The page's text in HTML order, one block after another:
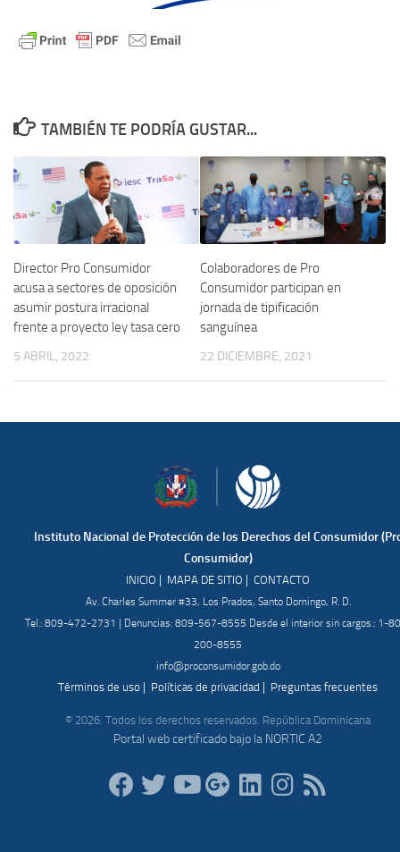
TAMBIÉN TE PODRÍA GUSTAR...
Director Pro Consumidor
acusa a sectores de oposición
asumir postura irracional
frente a proyecto ley tasa cero
5 ABRIL, 2022
Colaboradores de Pro
Consumidor participan en
jornada de tipificación
sanguínea
22 DICIEMBRE, 2021
Instituto Nacional de Protección de los Derechos del Consumidor
Consumidor)
INICIO | MAPA DE SITIO | CONTACTO
Av. Charles Summer #33, Los Prados, Santo Domingo, R. D.
Tel.: 809-472-2731 | Denuncias: 809-567-8555 Desde el interior sin cargos.: 1-
200-8555
info@proconsumidor.gob.do
Términos de uso | Políticas de privacidad | Preguntas frecuentes
© 2026. Todos los derechos reservados. República Dominicana
Portal web certificado bajo la NORTIC A2